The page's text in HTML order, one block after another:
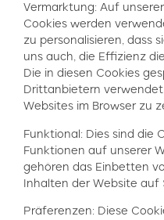
Vermarktung: Auf
Cookies werden
zu personalisieren, dass
uns auch, die Effizienz
Die in diesen Cookies
Drittanbietern
Websites im Browser zu
Funktional: Dies sind die
Funktionen auf unserer
gehören das Einbetten
Inhalten der Website auf
Präferenzen: Diese